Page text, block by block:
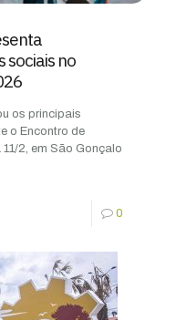
sociais no
os principais
o Encontro de
2, em São Gonçalo
0